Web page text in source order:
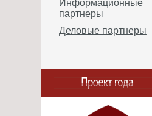
Информационные
партнеры
Деловые партнеры